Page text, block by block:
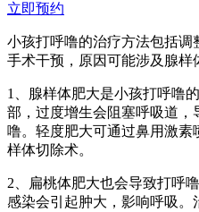
立即预约
小孩打呼噜的治疗方法包括
手术干预，原因可能涉及腺样
1、腺样体肥大是小孩打呼噜
部，过度增生会阻塞呼吸道
噜。轻度肥大可通过鼻用激
样体切除术。
2、扁桃体肥大也会导致打呼
感染会引起肿大，影响呼吸